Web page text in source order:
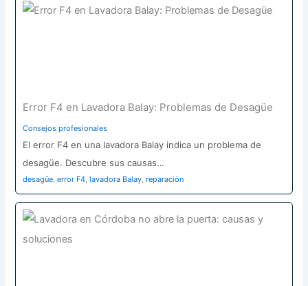
Error F4 en Lavadora Balay: Problemas de Desagüe
Consejos profesionales
El error F4 en una lavadora Balay indica un problema de
desagüe. Descubre sus causas…
desagüe,error F4,lavadora Balay,reparación